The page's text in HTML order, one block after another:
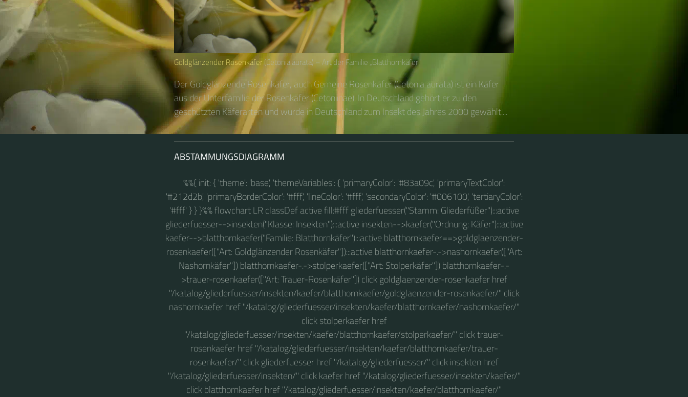
Goldglänzender Rosenkäfer(Cetonia aurata) – Art der Familie „Blatthornkäfer“
Der Goldglänzende Rosenkäfer, auch Gemeine Rosenkäfer (Cetonia aurata) ist ein Käfer
aus der Unterfamilie der Rosenkäfer (Cetoniinae). In Deutschland gehört er zu den
geschützten Käferarten und wurde in Deutschland zum Insekt des Jahres 2000 gewählt....
ABSTAMMUNGSDIAGRAMM
%%{ init: { 'theme': 'base', 'themeVariables': { 'primaryColor': '#83a09c', 'primaryTextColor':
'#212d2b', 'primaryBorderColor': '#fff', 'lineColor': '#fff', 'secondaryColor': '#006100', 'tertiaryColor':
'#fff' } } }%% flowchart LR classDef active fill:#fff gliederfuesser("Stamm: Gliederfüßer"):::active
gliederfuesser-->insekten("Klasse: Insekten"):::active insekten-->kaefer("Ordnung: Käfer"):::active
kaefer-->blatthornkaefer("Familie: Blatthornkäfer"):::active blatthornkaefer==>goldglaenzender-
rosenkaefer(["Art: Goldglänzender Rosenkäfer"]):::active blatthornkaefer-.->nashornkaefer(["Art:
Nashornkäfer"]) blatthornkaefer-.->stolperkaefer(["Art: Stolperkäfer"]) blatthornkaefer-.-
>trauer-rosenkaefer(["Art: Trauer-Rosenkäfer"]) click goldglaenzender-rosenkaefer href
"/katalog/gliederfuesser/insekten/kaefer/blatthornkaefer/goldglaenzender-rosenkaefer/" click
nashornkaefer href "/katalog/gliederfuesser/insekten/kaefer/blatthornkaefer/nashornkaefer/"
click stolperkaefer href
"/katalog/gliederfuesser/insekten/kaefer/blatthornkaefer/stolperkaefer/" click trauer-
rosenkaefer href "/katalog/gliederfuesser/insekten/kaefer/blatthornkaefer/trauer-
rosenkaefer/" click gliederfuesser href "/katalog/gliederfuesser/" click insekten href
"/katalog/gliederfuesser/insekten/" click kaefer href "/katalog/gliederfuesser/insekten/kaefer/"
click blatthornkaefer href "/katalog/gliederfuesser/insekten/kaefer/blatthornkaefer/"